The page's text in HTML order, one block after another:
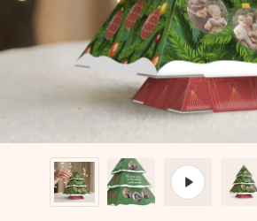
jménem, vaší fotografií nebo vzkazem,
zahřeje u srdce. Žádné zbytečné
lásky pro daný okamžik.